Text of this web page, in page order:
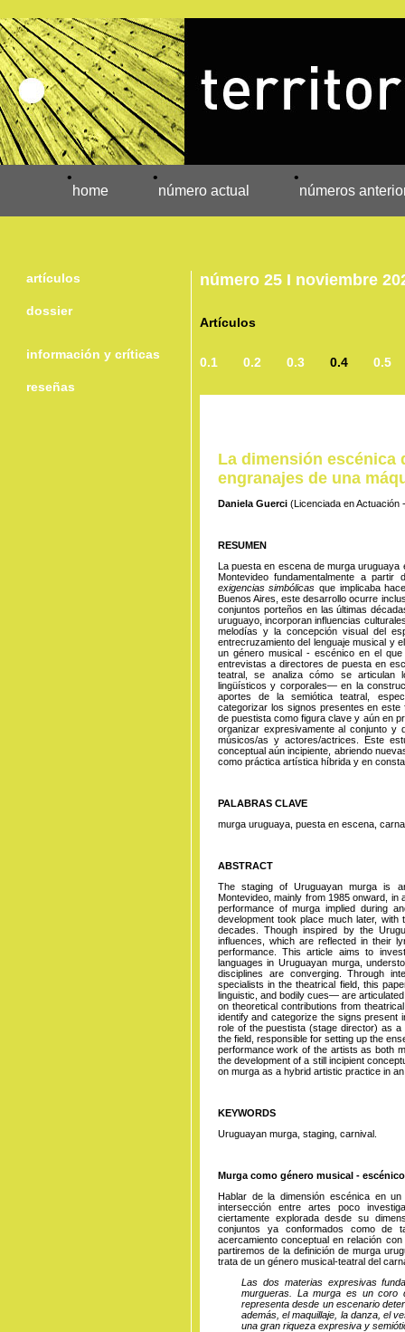
•
home
•
número actual
•
números
artículos
dossier
información y críticas
reseñas
número 25 I noviembre
Artículos
0.1 0.2 0.3 0.4 0.5
La dimensión escénica
engranajes de una
Daniela Guerci(Licenciada en Actuación
RESUMEN
La puesta en escena de murga
Montevideo fundamentalmente a
exigencias simbólicas que implicaba
Buenos Aires, este desarrollo ocurre
conjuntos porteños en las últimas
uruguayo, incorporan influencias
melodías y la concepción visual del
entrecruzamiento del lenguaje musical y
un género musical - escénico en el
entrevistas a directores de puesta en
teatral, se analiza cómo se articulan
lingüísticos y corporales— en la
aportes de la semiótica teatral,
categorizar los signos presentes en este
de puestista como figura clave y aún en
organizar expresivamente al conjunto y
músicos/as y actores/actrices. Este
conceptual aún incipiente, abriendo
como práctica artística híbrida y en
PALABRAS CLAVE
murga uruguaya, puesta en escena,
ABSTRACT
The staging of Uruguayan murga is
Montevideo, mainly from 1985 onward,
performance of murga implied during
development took place much later,
decades. Though inspired by the
influences, which are reflected in their
performance. This article aims to
languages in Uruguayan murga,
disciplines are converging. Through
specialists in the theatrical field, this
linguistic, and bodily cues— are
on theoretical contributions from
identify and categorize the signs present
role of the puestista (stage director) as
the field, responsible for setting up the
performance work of the artists as both
the development of a still incipient
on murga as a hybrid artistic practice in
KEYWORDS
Uruguayan murga, staging, carnival.
Murga como género musical -
Hablar de la dimensión escénica en
intersección entre artes poco
ciertamente explorada desde su
conjuntos ya conformados como de
acercamiento conceptual en relación
partiremos de la definición de murga
trata de un género musical-teatral del
Las dos materias expresivas
murgueras. La murga es un coro
representa desde un escenario
además, el maquillaje, la danza, el
una gran riqueza expresiva y